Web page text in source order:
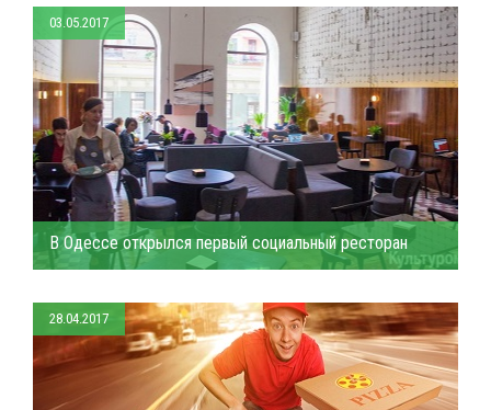
В Одессе открылся первый социальный ресторан
03.05.2017
28.04.2017